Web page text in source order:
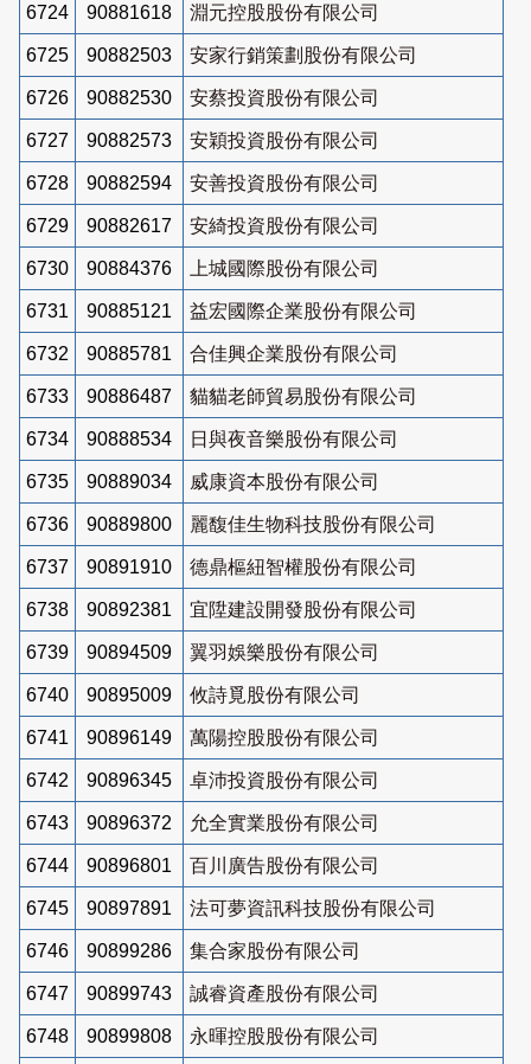
6724 90881618 淵元控股股份有限公司
6725 90882503 安家行銷策劃股份有限公司
6726 90882530 安蔡投資股份有限公司
6727 90882573 安穎投資股份有限公司
6728 90882594 安善投資股份有限公司
6729 90882617 安綺投資股份有限公司
6730 90884376 上城國際股份有限公司
6731 90885121 益宏國際企業股份有限公司
6732 90885781 合佳興企業股份有限公司
6733 90886487 貓貓老師貿易股份有限公司
6734 90888534 日與夜音樂股份有限公司
6735 90889034 威康資本股份有限公司
6736 90889800 麗馥佳生物科技股份有限公司
6737 90891910 德鼎樞紐智權股份有限公司
6738 90892381 宜陞建設開發股份有限公司
6739 90894509 翼羽娛樂股份有限公司
6740 90895009 攸詩覓股份有限公司
6741 90896149 萬陽控股股份有限公司
6742 90896345 卓沛投資股份有限公司
6743 90896372 允全實業股份有限公司
6744 90896801 百川廣告股份有限公司
6745 90897891 法可夢資訊科技股份有限公司
6746 90899286 集合家股份有限公司
6747 90899743 誠睿資產股份有限公司
6748 90899808 永暉控股股份有限公司